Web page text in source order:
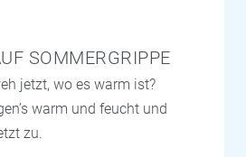
SOMMERGRIPPE
jetzt, wo es warm ist?
warm und feucht und
zu.